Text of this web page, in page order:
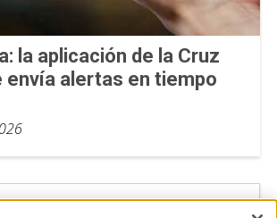
la aplicación de la Cruz
envía alertas en tiempo